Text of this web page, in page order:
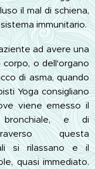
il mal di schiena,
immunitario.
ad avere una
o dell'organo
di asma, quando
Yoga consigliano
viene emesso il
e di
questa
si rilassano e il
quasi immediato.